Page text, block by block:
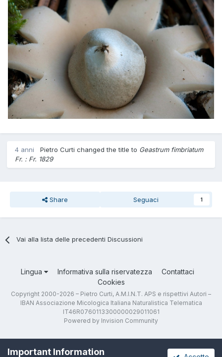
4 anni Pietro Curti changed the title to Geastrum fimbriatum
Fr. : Fr. 1829
Share Seguaci 1
Vai alla lista delle precedenti Discussioni
Lingua Informativa sulla riservatezza
Contattaci
Cookies
Copyright 2000-2026 – Pietro Curti, A.M.I.N.T. APS e rispettivi Autori –
IBAN Associazione Micologica Italiana Naturalistica Telematica
IT46R0760113300000029011061
Powered by Invision Community
Important Information